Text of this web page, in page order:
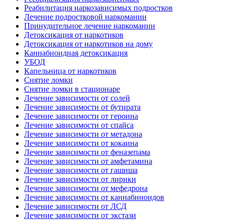
Реабилитация наркозависимых подростков
Лечение подростковой наркомании
Принудительное лечение наркомании
Детоксикация от наркотиков
Детоксикация от наркотиков на дому
Каннабиоидная детоксикация
УБОД
Капельница от наркотиков
Снятие ломки
Снятие ломки в стационаре
Лечение зависимости от солей
Лечение зависимости от бутирата
Лечение зависимости от героина
Лечение зависимости от спайса
Лечение зависимости от метадона
Лечение зависимости от кокаина
Лечение зависимости от феназепама
Лечение зависимости от амфетамина
Лечение зависимости от гашиша
Лечение зависимости от лирики
Лечение зависимости от мефедрона
Лечение зависимости от каннабиноидов
Лечение зависимости от ЛСД
Лечение зависимости от экстази